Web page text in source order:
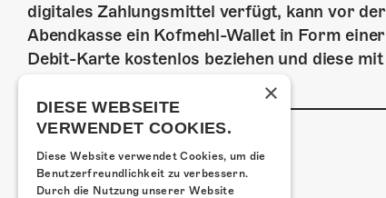
digitales Zahlungsmittel verfügt, kann vor der
Abendkasse ein Kofmehl-Wallet in Form einer
Debit-Karte kostenlos beziehen und diese mit
ÜBERNACHTEN
Jugendherberge Solothurn
Hotel Kreuz Solothurn
×
DIESE WEBSEITE
VERWENDET COOKIES.
Diese Website verwendet Cookies, um die
Benutzerfreundlichkeit zu verbessern.
Durch die Nutzung unserer Website